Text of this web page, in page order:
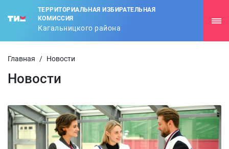
ТЕРРИТОРИАЛЬНАЯ ИЗБИРАТЕЛЬНАЯ
КОМИССИЯ
Кагальницкого района
Главная / Новости
Новости